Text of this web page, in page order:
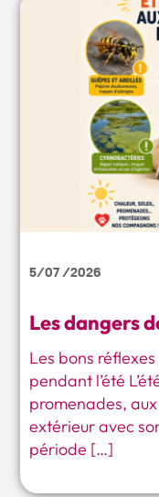
Les dangers
Les bons
pendant l’été
promenades,
extérieur avec
période […]
5/07 /2026